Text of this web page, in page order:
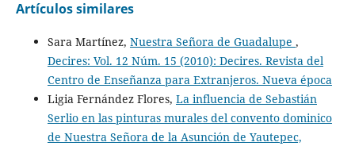
Artículos similares
Sara Martínez, Nuestra Señora de Guadalupe ,
Decires: Vol. 12 Núm. 15 (2010): Decires. Revista del
Centro de Enseñanza para Extranjeros. Nueva época
Ligia Fernández Flores, La influencia de Sebastián
Serlio en las pinturas murales del convento dominico
de Nuestra Señora de la Asunción de Yautepec,